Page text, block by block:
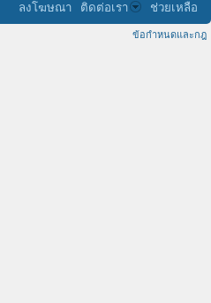
ลงโฆษณา ติดต่อเรา ช่วยเหลือ
ข้อกำหนดและกฎ